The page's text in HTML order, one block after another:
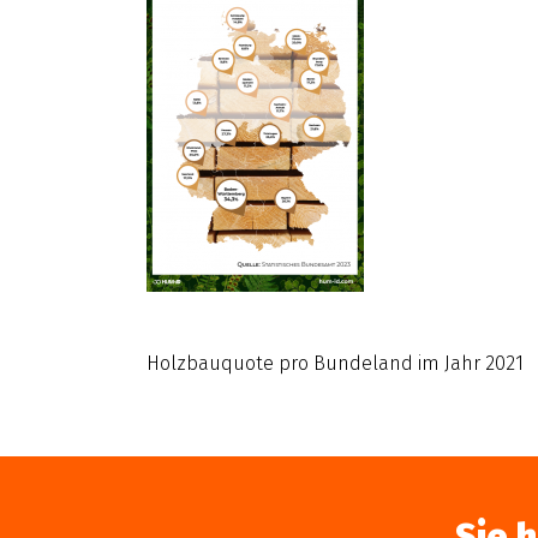
Holzbauquote pro Bundeland im Jahr 2021